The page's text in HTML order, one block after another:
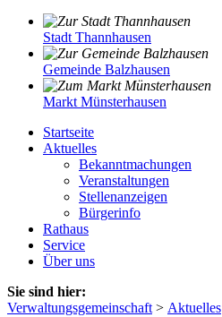
Stadt Thannhausen
Gemeinde Balzhausen
Markt Münsterhausen
Startseite
Aktuelles
Bekanntmachungen
Veranstaltungen
Stellenanzeigen
Bürgerinfo
Rathaus
Service
Über uns
Sie sind hier:
Verwaltungsgemeinschaft > Aktuelles